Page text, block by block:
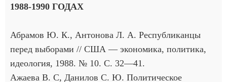
1988-1990 ГОДАХ
Абрамов Ю. К., Антонова Л. А. Республиканцы
перед выборами // США — экономика, политика,
идеология, 1988. № 10. С. 32—41.
Ажаева В. С, Данилов С. Ю. Политическое